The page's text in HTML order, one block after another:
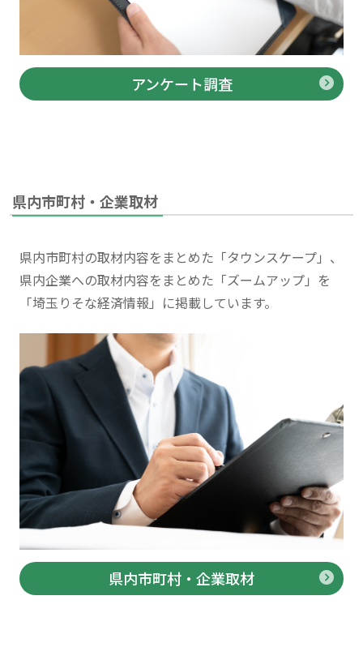
アンケート調査
県内市町村・企業取材
県内市町村の取材内容をまとめた「タウンスケープ」、
県内企業への取材内容をまとめた「ズームアップ」を
「埼玉りそな経済情報」に掲載しています。
県内市町村・企業取材